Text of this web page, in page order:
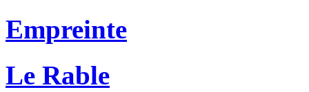
Empreinte
Le Rable